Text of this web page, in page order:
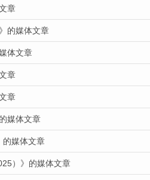
章
的媒体文章
体文章
章
章
媒体文章
的媒体文章
）》的媒体文章